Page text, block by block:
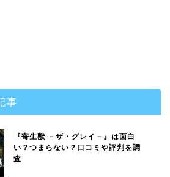
事
『寄生獣 －ザ・グレイ－』は面白
い？つまらない？口コミや評判を調
査